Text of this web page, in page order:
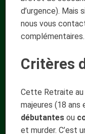
d’urgence). Mais
nous vous
complémentaires.
Critères
Cette Retraite
majeures (18 ans
débutantes ou
et murder. C’est